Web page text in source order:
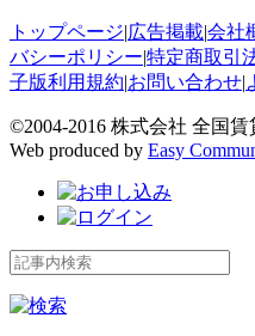
トップページ|広告掲載|会社
バシーポリシー|特定商取引
子版利用規約|お問い合わせ|
©2004-2016 株式会社 全国賃
Web produced by Easy